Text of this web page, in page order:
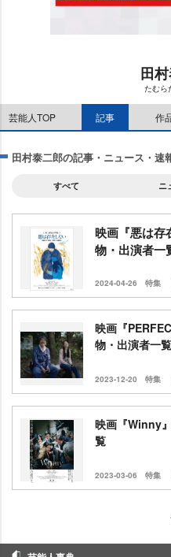
田
たむら
芸能人TOP 記事 作
田村泰二郎の記事・ニュース・速
すべて ニ
映画『悪は存
物・出演者一
2024-04-26 特集
映画『
物・出演者一
2023-12-20 特集
映画『Winny
覧
2023-03-06 特集